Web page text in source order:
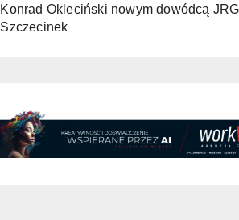
Konrad Okleciński nowym dowódcą JRG
Szczecinek